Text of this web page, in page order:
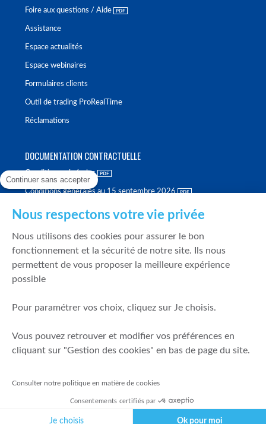
Foire aux questions / Aide
Assistance
Espace actualités
Espace webinaires
Formulaires clients
Outil de trading ProRealTime
Réclamations
DOCUMENTATION CONTRACTUELLE
Conditions générales
Conditions générales au 15 septembre 2026
Politique de meilleure sélection
Politique de durabilité
Fonds de garantie des dépôts et de résolution
Mentions légales
Prévention de la fraude
Politique de gestion des conflits d'intérêts
Continuer sans accepter
Nous respectons votre vie privée
Nous utilisons des cookies pour assurer le bon
fonctionnement et la sécurité de notre site. Ils nous
permettent de vous proposer la meilleure expérience
possible
Pour paramétrer vos choix, cliquez sur Je choisis.
Vous pouvez retrouver et modifier vos préférences en
cliquant sur "Gestion des cookies" en bas de page du site.
Consulter notre politique en matière de cookies
Consentements certifiés par
Je choisis Ok pour moi